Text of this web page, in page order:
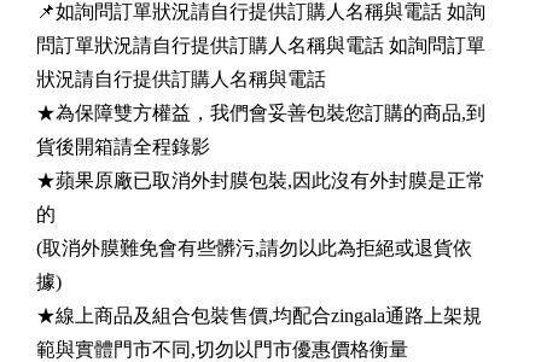
📌如詢問訂單狀況請自行提供訂購人名稱與電話 如詢
問訂單狀況請自行提供訂購人名稱與電話 如詢問訂單
狀況請自行提供訂購人名稱與電話
★為保障雙方權益，我們會妥善包裝您訂購的商品,到
貨後開箱請全程錄影
★蘋果原廠已取消外封膜包裝,因此沒有外封膜是正常
的
(取消外膜難免會有些髒污,請勿以此為拒絕或退貨依
據)
★線上商品及組合包裝售價,均配合zingala通路上架規
範與實體門市不同,切勿以門市優惠價格衡量